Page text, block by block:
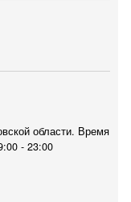
области. Время
- 23:00